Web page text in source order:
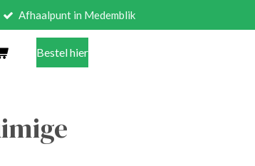
Afhaalpunt in Medemblik
Bestel hier